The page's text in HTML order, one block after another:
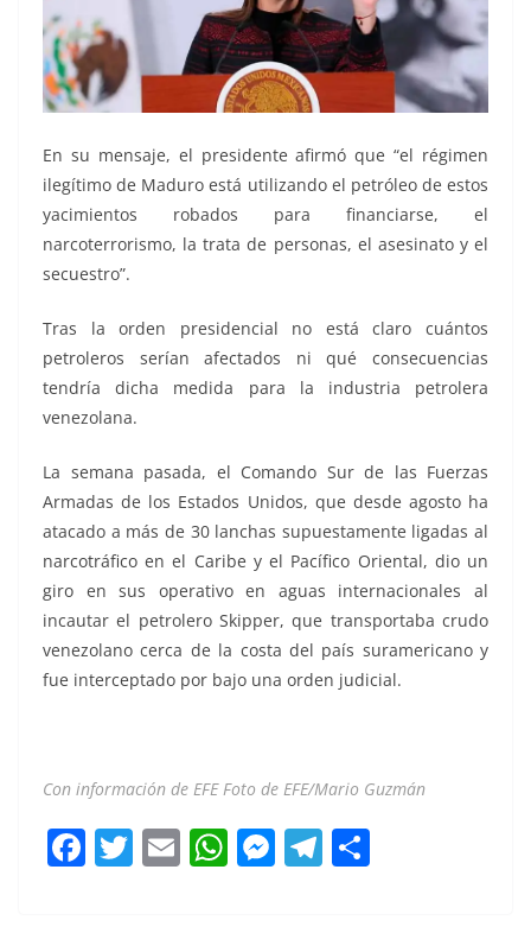
En su mensaje, el presidente afirmó que “el régimen
ilegítimo de Maduro está utilizando el petróleo de estos
yacimientos robados para financiarse, el
narcoterrorismo, la trata de personas, el asesinato y el
secuestro”.
Tras la orden presidencial no está claro cuántos
petroleros serían afectados ni qué consecuencias
tendría dicha medida para la industria petrolera
venezolana.
La semana pasada, el Comando Sur de las Fuerzas
Armadas de los Estados Unidos, que desde agosto ha
atacado a más de 30 lanchas supuestamente ligadas al
narcotráfico en el Caribe y el Pacífico Oriental, dio un
giro en sus operativo en aguas internacionales al
incautar el petrolero Skipper, que transportaba crudo
venezolano cerca de la costa del país suramericano y
fue interceptado por bajo una orden judicial.
Con información de EFE Foto de EFE/Mario Guzmán
F T E W M T